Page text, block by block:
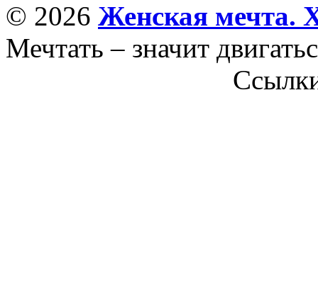
© 2026 Женская мечта.
Мечтать – значит